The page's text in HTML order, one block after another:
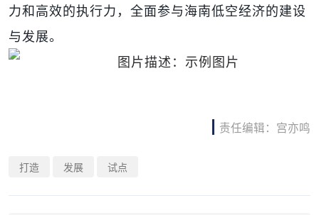
力和高效的执行力，全面参与海南低空经济的建设
与发展。
责任编辑：宫亦鸣
打造 发展 试点